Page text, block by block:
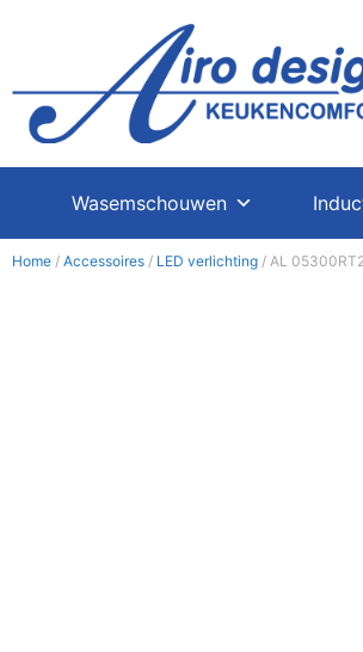
Wasemschouwen
Home / Accessoires / LED verlichting / AL 05300RT2